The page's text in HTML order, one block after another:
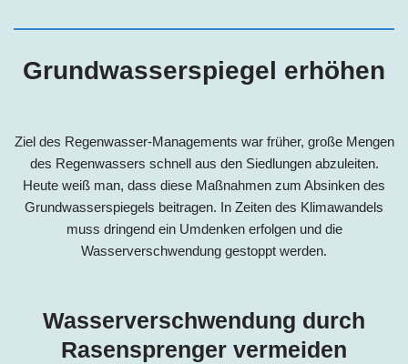
Grundwasserspiegel erhöhen
Ziel des Regenwasser-Managements war früher, große Mengen
des Regenwassers schnell aus den Siedlungen abzuleiten.
Heute weiß man, dass diese Maßnahmen zum Absinken des
Grundwasserspiegels beitragen. In Zeiten des Klimawandels
muss dringend ein Umdenken erfolgen und die
Wasserverschwendung gestoppt werden.
Wasserverschwendung durch
Rasensprenger vermeiden